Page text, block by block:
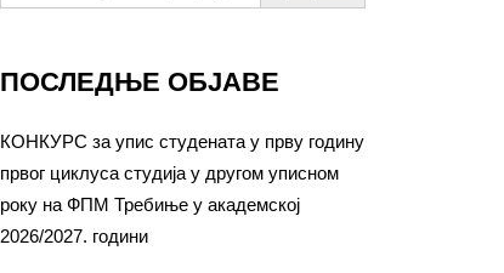
ПОСЛЕДЊЕ ОБЈАВЕ
КОНКУРС за упис студената у прву годину
првог циклуса студија у другом уписном
року на ФПМ Требиње у академској
2026/2027. години